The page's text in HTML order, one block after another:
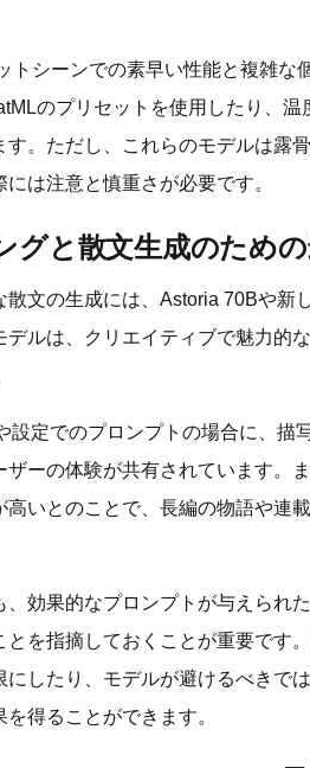
トシーンでの素早い性能と複雑な
のプリセットを使用したり、
。ただし、これらのモデルは露
は注意と慎重さが必要です。
グと散文生成のため
文の生成には、Astoria 70Bや新
ルは、クリエイティブで魅力的
定でのプロンプトの場合に、描
ーの体験が共有されています。
いとのことで、長編の物語や連
効果的なプロンプトが与えられ
を指摘しておくことが重要です
したり、モデルが避けるべきで
得ることができます。